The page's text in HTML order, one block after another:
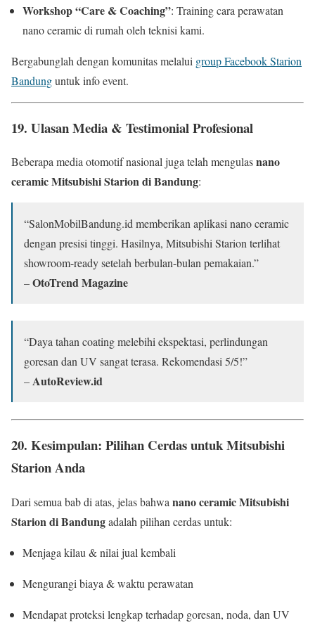
Workshop “Care & Coaching”: Training cara perawatan
nano ceramic di rumah oleh teknisi kami.
Bergabunglah dengan komunitas melalui group Facebook Starion
Bandunguntuk info event.
19. Ulasan Media & Testimonial Profesional
Beberapa media otomotif nasional juga telah mengulasnano
ceramic Mitsubishi Starion di Bandung:
“SalonMobilBandung.id memberikan aplikasi nano ceramic
dengan presisi tinggi. Hasilnya, Mitsubishi Starion terlihat
showroom-ready setelah berbulan-bulan pemakaian.”
–OtoTrend Magazine
“Daya tahan coating melebihi ekspektasi, perlindungan
goresan dan UV sangat terasa. Rekomendasi 5/5!”
–AutoReview.id
20. Kesimpulan: Pilihan Cerdas untuk Mitsubishi
Starion Anda
Dari semua bab di atas, jelas bahwa nano ceramic Mitsubishi
Starion di Bandungadalah pilihan cerdas untuk:
Menjaga kilau & nilai jual kembali
Mengurangi biaya & waktu perawatan
Mendapat proteksi lengkap terhadap goresan, noda, dan UV